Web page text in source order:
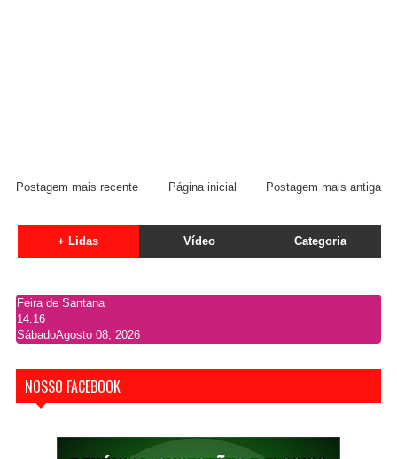
Postagem mais recente Postagem mais antiga
Página inicial
+ Lidas Vídeo Categoria
Feira de Santana
14:16
SábadoAgosto 08, 2026
NOSSO FACEBOOK